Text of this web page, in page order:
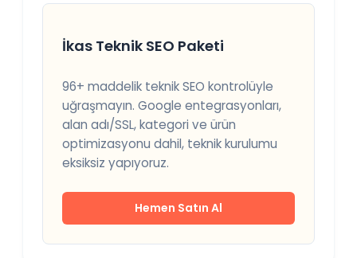
İkas Teknik SEO Paketi
96+ maddelik teknik SEO kontrolüyle
uğraşmayın. Google entegrasyonları,
alan adı/SSL, kategori ve ürün
optimizasyonu dahil, teknik kurulumu
eksiksiz yapıyoruz.
Hemen Satın Al